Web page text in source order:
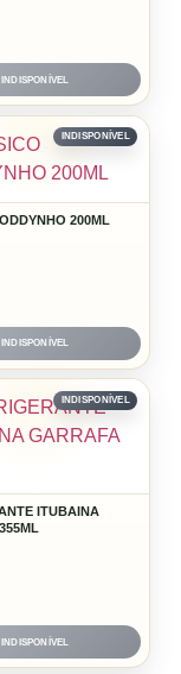
INDISPONÍVEL
INDISPONÍVEL
200ML
INDISPONÍVEL
INDISPONÍVEL
ITUBAINA
INDISPONÍVEL